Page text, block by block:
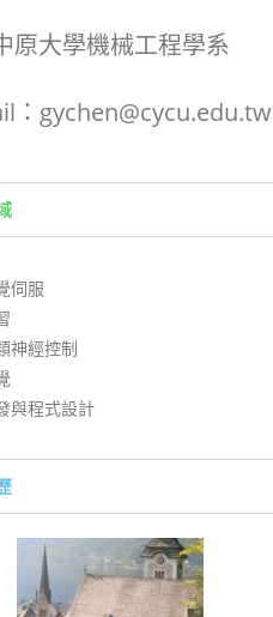
原大學機械工程學系
：gychen@cycu.edu.tw
伺服
神經控制
與程式設計